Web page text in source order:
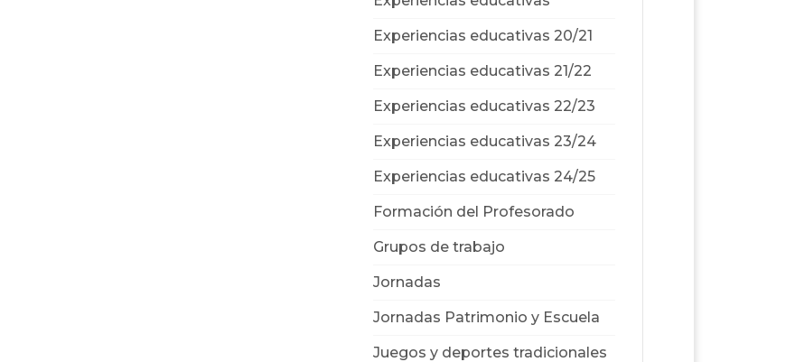
Experiencias educativas 20/21
Experiencias educativas 21/22
Experiencias educativas 22/23
Experiencias educativas 23/24
Experiencias educativas 24/25
Formación del Profesorado
Grupos de trabajo
Jornadas
Jornadas Patrimonio y Escuela
Juegos y deportes tradicionales